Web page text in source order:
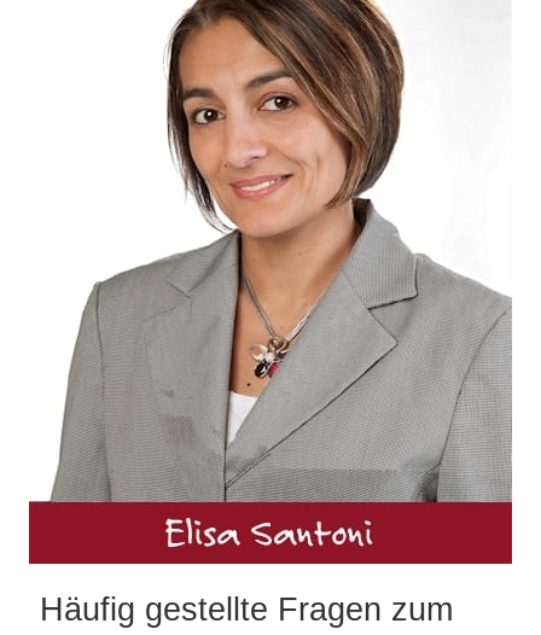
Häufig gestellte Fragen zum